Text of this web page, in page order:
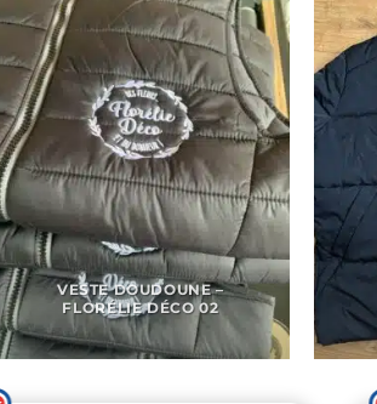
VESTE DOUDOUNE –
FLORÉLIE DÉCO 02